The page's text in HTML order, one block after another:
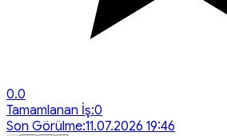
0.0
Tamamlanan İş:0
Son Görülme:11.07.2026 19:46